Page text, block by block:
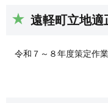
遠軽町立地適
令和７～８年度策定作